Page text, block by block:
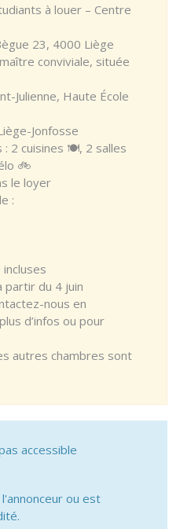
à louer – Centre
23, 4000 Liège
conviviale, située
Julienne, Haute École
Jonfosse
: 2 cuisines 🍽️, 2 salles
🚲
le loyer
:
partir du 4 juin
nous en
d’infos ou pour
autres chambres sont
accessible
ou est